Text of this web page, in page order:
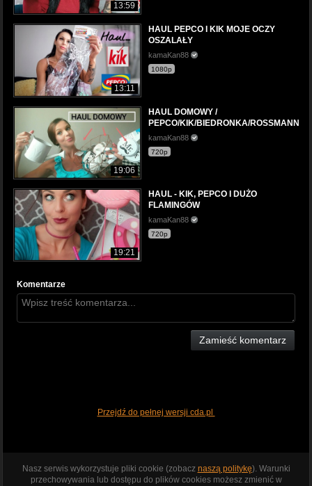
13:59
13:11
HAUL PEPCO I KIK MOJE OCZY
OSZALAŁY
kamaKan88
1080p
19:06
HAUL DOMOWY /
PEPCO/KIK/BIEDRONKA/ROSSMANN
kamaKan88
720p
19:21
HAUL - KIK, PEPCO I DUŻO
FLAMINGÓW
kamaKan88
720p
Komentarze
Zamieść komentarz
Przejdź do pełnej wersji cda.pl
Nasz serwis wykorzystuje pliki cookie (zobacz naszą politykę). Warunki
przechowywania lub dostępu do plików cookies możesz zmienić w